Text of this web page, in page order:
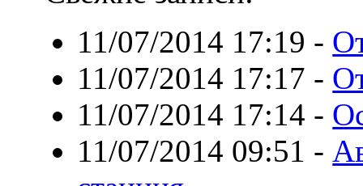
11/07/2014 17:19 -
11/07/2014 17:17 -
11/07/2014 17:14 -
11/07/2014 09:51 -